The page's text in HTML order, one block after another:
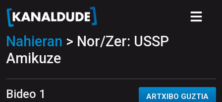
Nahieran > Nor/Zer: USSP
Amikuze
Bideo 1 ARTXIBO GUZTIA